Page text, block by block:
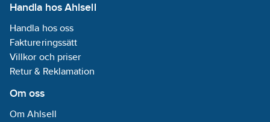
Artikelnummer: 748105
Lev. artikelnr: 72044
Materialklass TG1700
Handla hos Ahlsell
Handla hos oss
Faktureringssätt
Villkor och priser
Retur & Reklamation
Om oss
Om Ahlsell